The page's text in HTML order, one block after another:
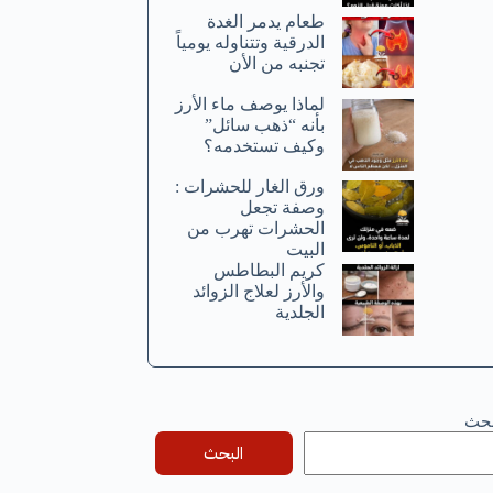
طعام يدمر الغدة
الدرقية وتتناوله يومياً
تجنبه من الأن
لماذا يوصف ماء الأرز
بأنه “ذهب سائل”
وكيف تستخدمه؟
ورق الغار للحشرات :
وصفة تجعل
الحشرات تهرب من
البيت
كريم البطاطس
والأرز لعلاج الزوائد
الجلدية
البحث